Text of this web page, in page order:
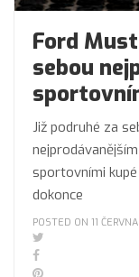
Ford
sebou
Již podruhé za
sportovními
dokonce
POSTED ON 11